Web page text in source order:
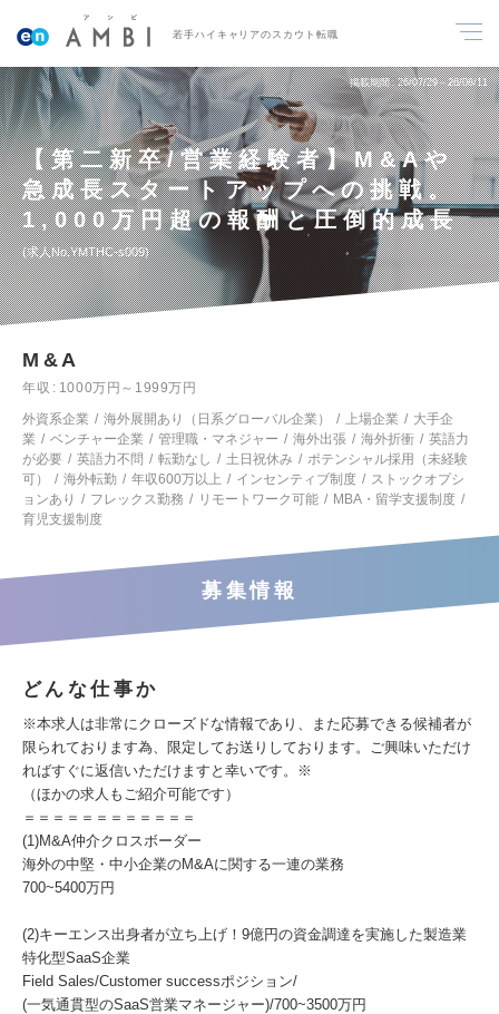
若手ハイキャリアのスカウト転職
掲載期間 26/07/29～26/08/11
【第二新卒/営業経験者】M&Aや
急成長スタートアップへの挑戦。
1,000万円超の報酬と圧倒的成長
求人No.YMTHC-s009
M&A
年収
1000万円～1999万円
外資系企業
海外展開あり（日系グローバル企業） 上場企業
大手企
業
ベンチャー企業 管理職・マネジャー 海外出張 海外折衝
英語力
が必要
英語力不問 転勤なし 土日祝休み
ポテンシャル採用（未経験
可）
海外転勤 年収600万以上 インセンティブ制度
ストックオプシ
ョンあり
フレックス勤務 リモートワーク可能
MBA・留学支援制度
育児支援制度
募集情報
どんな仕事か
※本求人は非常にクローズドな情報であり、また応募できる候補者が
限られております為、限定してお送りしております。ご興味いただけ
ればすぐに返信いただけますと幸いです。※
（ほかの求人もご紹介可能です）
＝＝＝＝＝＝＝＝＝＝＝＝
(1)M&A仲介クロスボーダー
海外の中堅・中小企業のM&Aに関する一連の業務
700~5400万円
(2)キーエンス出身者が立ち上げ！9億円の資金調達を実施した製造業
特化型SaaS企業
Field Sales/Customer successポジション/
(一気通貫型のSaaS営業マネージャー)/700~3500万円